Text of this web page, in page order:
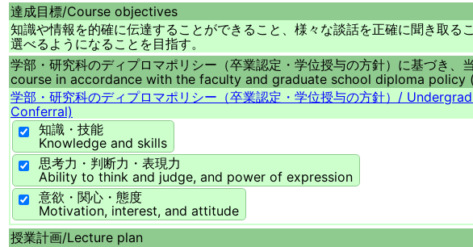
達成目標/Course objectives
知識や情報を的確に伝達することができること、様々な談話を正確に聞き取
選べるようになることを目指す。
学部・研究科のディプロマポリシー（卒業認定・学位授与の方針）に基づき、
course in accordance with the faculty and graduate school diploma
学部・研究科のディプロマポリシー（卒業認定・学位授与の方針）/
Conferral)
知識・技能
Knowledge and skills
思考力・判断力・表現力
Ability to think and judge, and power of expression
意欲・関心・態度
Motivation, interest, and attitude
授業計画/Lecture plan